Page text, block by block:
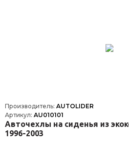
Производитель: AUTOLIDER
Артикул: AU010101
Авточехлы на сиденья из
1996-2003